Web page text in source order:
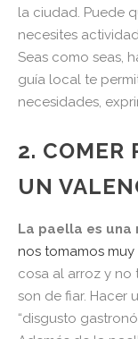
la ciudad. Puede
necesites
Seas como seas,
guía local te
necesidades,
2. COMER
UN
La paella es una
nos tomamos muy
cosa al arroz y no
son de fiar. Hacer
“disgusto